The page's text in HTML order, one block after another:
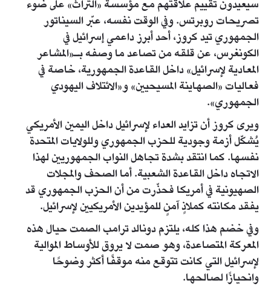
سيعيدون تقييم علاقتهم مع مؤسسة «التراث» على ضوء
تصريحات روبرتس. وفي الوقت نفسه، عبّر السيناتور
الجمهوري تيد كروز، أحد أبرز داعمي إسرائيل في
الكونغرس، عن قلقه من تصاعد ما وصفه بـ«المشاعر
المعادية لإسرائيل» داخل القاعدة الجمهورية، خاصة في
فعاليات «الصهاينة المسيحيين» و«الائتلاف اليهودي
الجمهوري».
ويرى كروز أن تزايد العداء لإسرائيل داخل اليمين الأمريكي
يُشكّل أزمة وجودية للحزب الجمهوري وللولايات المتحدة
نفسها. كما انتقد بشدة تجاهل النواب الجمهوريين لهذا
الاتجاه داخل القاعدة الشعبية. أما الصحف والمجلات
الصهيونية في أمريكا فحذّرت من أن الحزب الجمهوري قد
يفقد مكانته كملاذٍ آمنٍ للمؤيدين الأمريكيين لإسرائيل.
وفي خضم هذا كله، يلتزم دونالد ترامب الصمت حيال هذه
المعركة المتصاعدة، وهو صمت لا يروق للأوساط الموالية
لإسرائيل التي كانت تتوقع منه موقفًا أكثر وضوحًا
وانحيازًا لصالحها.